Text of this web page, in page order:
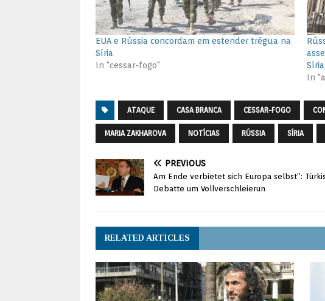
EUA e Rússia concordam em estender trégua na
Síria
In "cessar-fogo"
Síria
In
ATAQUE CASA BRANCA CESSAR-FOGO
MARIA ZAKHAROVA NOTÍCIAS RÚSSIA SÍRIA
PREVIOUS
Am Ende verbietet sich Europa selbst”:
Debatte um Vollverschleierun
RELATED ARTICLES